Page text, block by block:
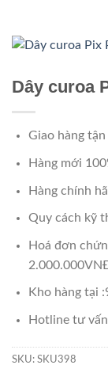
Dây curoa
Giao hàng
Hàng mới
Hàng chính
Quy cách kỹ
Hoá đơn
Kho hàng tại
Hotline tư
SKU: SKU398